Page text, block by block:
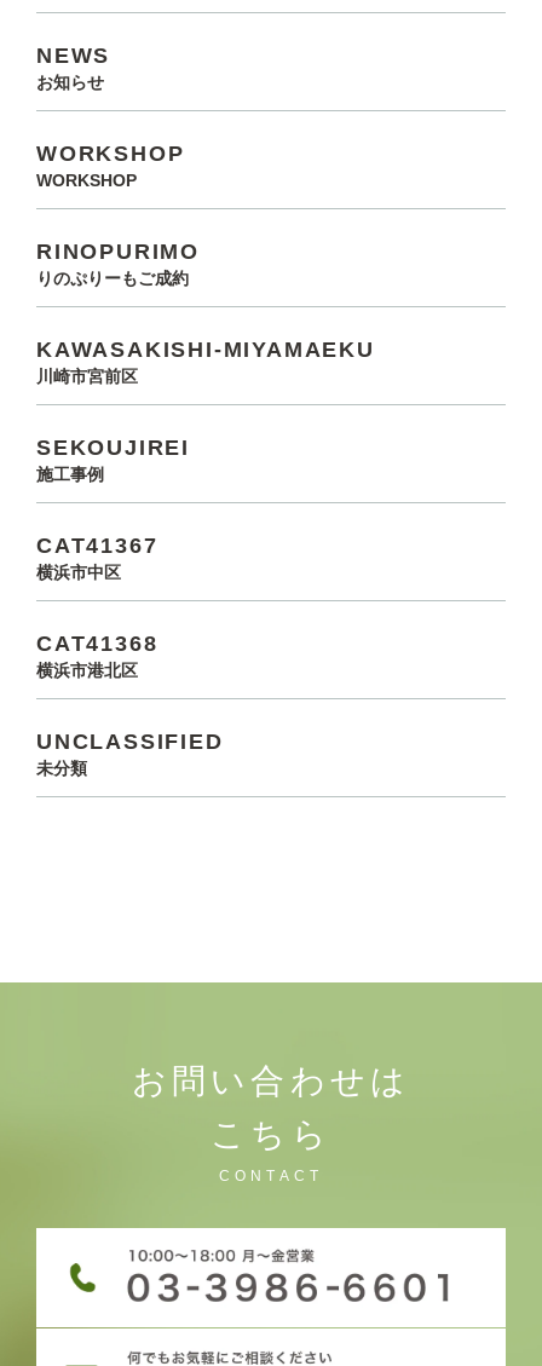
NEWS
お知らせ
WORKSHOP
WORKSHOP
RINOPURIMO
りのぷりーもご成約
KAWASAKISHI-MIYAMAEKU
川崎市宮前区
SEKOUJIREI
施工事例
CAT41367
横浜市中区
CAT41368
横浜市港北区
UNCLASSIFIED
未分類
お問い合わせは
こちら
CONTACT